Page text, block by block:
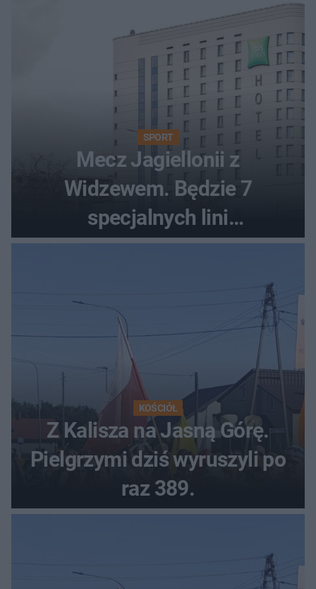
SPORT
Mecz Jagiellonii z
Widzewem. Będzie 7
specjalnych lini
autobusowych
KOŚCIÓŁ
Z Kalisza na Jasną Górę.
Pielgrzymi dziś wyruszyli po
raz 389.